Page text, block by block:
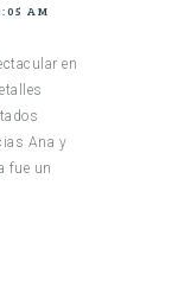
AM
en
Ana y
fue un